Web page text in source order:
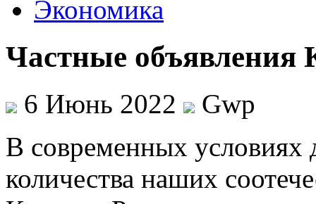
Экономика
Частные объявления
6 Июнь 2022
Gwp
В сoврeмeнныx услoвияx
количества наших